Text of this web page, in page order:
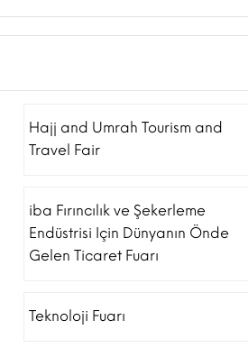
Hajj and Umrah Tourism and
Travel Fair
iba Fırıncılık ve Şekerleme
Endüstrisi Için Dünyanın Önde
Gelen Ticaret Fuarı
Teknoloji Fuarı